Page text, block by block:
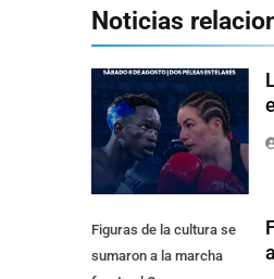
Noticias
Figuras de la cultura se
sumaron a la marcha